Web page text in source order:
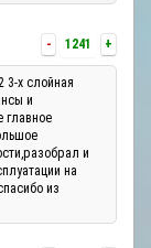
- 1241 +
3-х слойная
и
главное
и
на
из